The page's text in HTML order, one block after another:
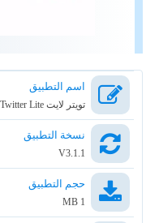
اسم التطبيق
تويتر لايت Twitter Lite
نسخة التطبيق
V3.1.1
حجم التطبيق
1 MB